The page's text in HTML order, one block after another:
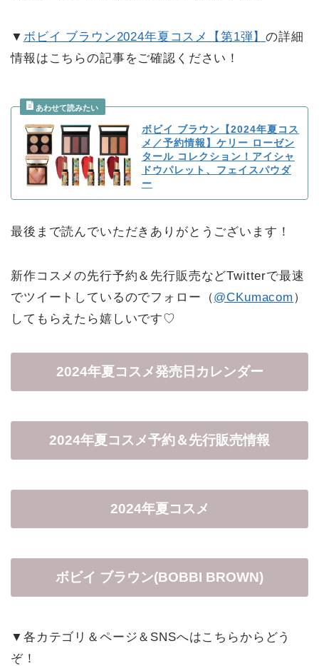
▼ ボビイ ブラウン2024年夏コスメ【第1弾】の詳細
情報はこちらの記事をご確認ください！
ボビイ ブラウン【2024年夏コス
メ／予約情報】ケリー ローゼン
タール コレクション！アイシャ
ドウパレット、フェイスパウダ
ー
最後まで読んでいただきありがとうございます！
新作コスメの先行予約＆先行販売などTwitterで最速
でツイートしているのでフォロー（@CKumacom ）
してもらえたら嬉しいです♡
2024年夏コスメ発売日カレンダー
2024年夏コスメ予約＆先行販売情報
2024年夏コスメ
ボビイ ブラウン(BOBBI BROWN)
▼各カテゴリ＆ページ＆SNSへはこちらからどう
ぞ！